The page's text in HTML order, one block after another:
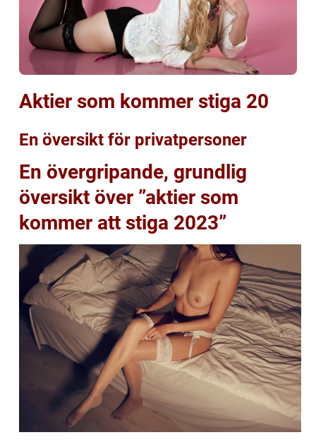
Aktier som kommer stiga 20
En översikt för privatpersoner
En övergripande, grundlig
översikt över ”aktier som
kommer att stiga 2023”